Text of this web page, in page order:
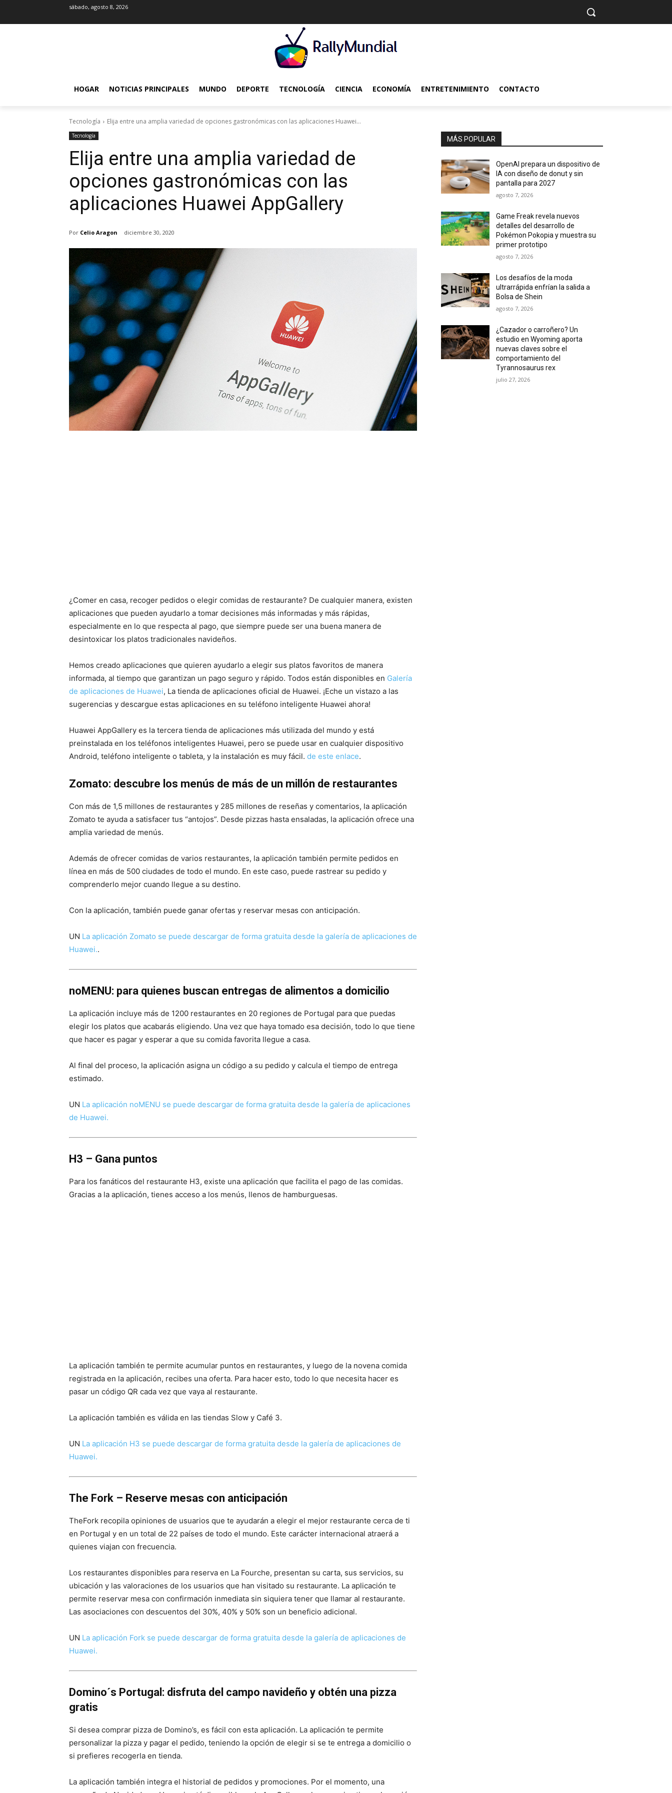
sábado, agosto 8, 2026
HOGAR NOTICIAS PRINCIPALES MUNDO DEPORTE TECNOLOGÍA CIENCIA ECONOMÍA ENTRETENIMIENTO CONTACTO
Tecnología Elija entre una amplia variedad de opciones gastronómicas con las aplicaciones Huawei...
Tecnología
Elija entre una amplia variedad de
opciones gastronómicas con las
aplicaciones Huawei AppGallery
Por Celio Aragon diciembre 30, 2020
¿Comer en casa, recoger pedidos o elegir comidas de restaurante? De cualquier manera, existen
aplicaciones que pueden ayudarlo a tomar decisiones más informadas y más rápidas,
especialmente en lo que respecta al pago, que siempre puede ser una buena manera de
desintoxicar los platos tradicionales navideños.
Hemos creado aplicaciones que quieren ayudarlo a elegir sus platos favoritos de manera
informada, al tiempo que garantizan un pago seguro y rápido. Todos están disponibles en Galería
de aplicaciones de Huawei, La tienda de aplicaciones oficial de Huawei. ¡Eche un vistazo a las
sugerencias y descargue estas aplicaciones en su teléfono inteligente Huawei ahora!
Huawei AppGallery es la tercera tienda de aplicaciones más utilizada del mundo y está
preinstalada en los teléfonos inteligentes Huawei, pero se puede usar en cualquier dispositivo
Android, teléfono inteligente o tableta, y la instalación es muy fácil. de este enlace.
Zomato: descubre los menús de más de un millón de restaurantes
Con más de 1,5 millones de restaurantes y 285 millones de reseñas y comentarios, la aplicación
Zomato te ayuda a satisfacer tus “antojos”. Desde pizzas hasta ensaladas, la aplicación ofrece una
amplia variedad de menús.
Además de ofrecer comidas de varios restaurantes, la aplicación también permite pedidos en
línea en más de 500 ciudades de todo el mundo. En este caso, puede rastrear su pedido y
comprenderlo mejor cuando llegue a su destino.
Con la aplicación, también puede ganar ofertas y reservar mesas con anticipación.
UN La aplicación Zomato se puede descargar de forma gratuita desde la galería de aplicaciones de
Huawei..
noMENU: para quienes buscan entregas de alimentos a domicilio
La aplicación incluye más de 1200 restaurantes en 20 regiones de Portugal para que puedas
elegir los platos que acabarás eligiendo. Una vez que haya tomado esa decisión, todo lo que tiene
que hacer es pagar y esperar a que su comida favorita llegue a casa.
Al final del proceso, la aplicación asigna un código a su pedido y calcula el tiempo de entrega
estimado.
UN La aplicación noMENU se puede descargar de forma gratuita desde la galería de aplicaciones
de Huawei.
H3 – Gana puntos
Para los fanáticos del restaurante H3, existe una aplicación que facilita el pago de las comidas.
Gracias a la aplicación, tienes acceso a los menús, llenos de hamburguesas.
La aplicación también te permite acumular puntos en restaurantes, y luego de la novena comida
registrada en la aplicación, recibes una oferta. Para hacer esto, todo lo que necesita hacer es
pasar un código QR cada vez que vaya al restaurante.
La aplicación también es válida en las tiendas Slow y Café 3.
UN La aplicación H3 se puede descargar de forma gratuita desde la galería de aplicaciones de
Huawei.
The Fork – Reserve mesas con anticipación
TheFork recopila opiniones de usuarios que te ayudarán a elegir el mejor restaurante cerca de ti
en Portugal y en un total de 22 países de todo el mundo. Este carácter internacional atraerá a
quienes viajan con frecuencia.
Los restaurantes disponibles para reserva en La Fourche, presentan su carta, sus servicios, su
ubicación y las valoraciones de los usuarios que han visitado su restaurante. La aplicación te
permite reservar mesa con confirmación inmediata sin siquiera tener que llamar al restaurante.
Las asociaciones con descuentos del 30%, 40% y 50% son un beneficio adicional.
UN La aplicación Fork se puede descargar de forma gratuita desde la galería de aplicaciones de
Huawei.
Domino´s Portugal: disfruta del campo navideño y obtén una pizza
gratis
Si desea comprar pizza de Domino’s, es fácil con esta aplicación. La aplicación te permite
personalizar la pizza y pagar el pedido, teniendo la opción de elegir si se te entrega a domicilio o
si prefieres recogerla en tienda.
La aplicación también integra el historial de pedidos y promociones. Por el momento, una
MÁS POPULAR
OpenAI prepara un dispositivo de
IA con diseño de donut y sin
pantalla para 2027
agosto 7, 2026
Game Freak revela nuevos
detalles del desarrollo de
Pokémon Pokopia y muestra su
primer prototipo
agosto 7, 2026
Los desafíos de la moda
ultrarrápida enfrían la salida a
Bolsa de Shein
agosto 7, 2026
¿Cazador o carroñero? Un
estudio en Wyoming aporta
nuevas claves sobre el
comportamiento del
Tyrannosaurus rex
julio 27, 2026